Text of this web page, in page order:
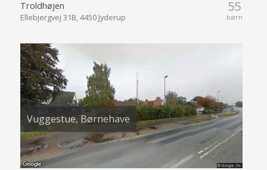
55
børn
Troldhøjen
Ellebjergvej 31B, 4450 Jyderup
Vuggestue, Børnehave